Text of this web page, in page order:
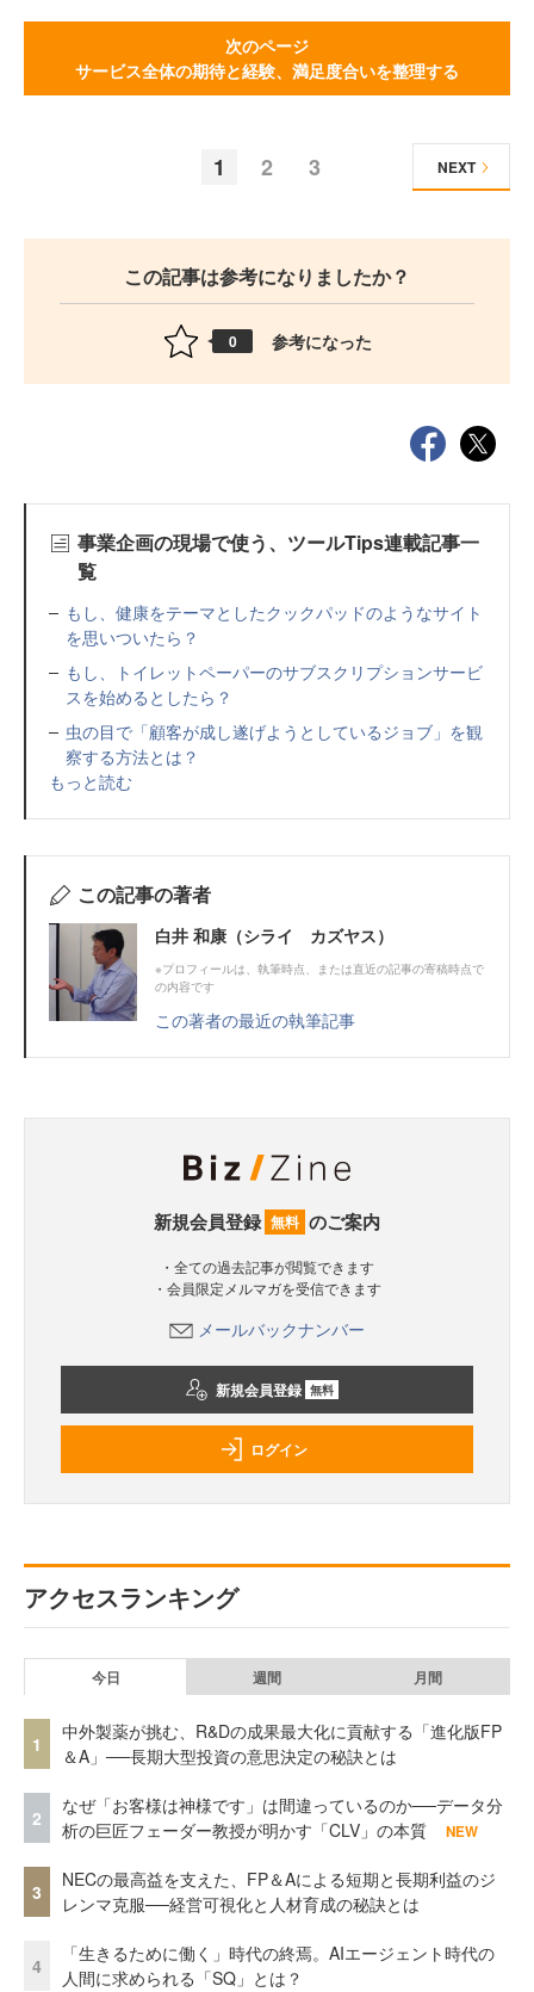
次のページ
サービス全体の期待と経験、満足度合いを整理する
1 2 3 NEXT
この記事は参考になりましたか？
0 参考になった
事業企画の現場で使う、ツールTips連載記事一
覧
もし、健康をテーマとしたクックパッドのようなサイト
を思いついたら？
もし、トイレットペーパーのサブスクリプションサービ
スを始めるとしたら？
虫の目で「顧客が成し遂げようとしているジョブ」を観
察する方法とは？
もっと読む
この記事の著者
白井 和康（シライ カズヤス）
※プロフィールは、執筆時点、または直近の記事の寄稿時点で
の内容です
この著者の最近の執筆記事
新規会員登録 無料 のご案内
・全ての過去記事が閲覧できます
・会員限定メルマガを受信できます
メールバックナンバー
新規会員登録 無料
ログイン
アクセスランキング
今日 週間 月間
1
中外製薬が挑む、R&Dの成果最大化に貢献する「進化版FP
＆A」──長期大型投資の意思決定の秘訣とは
2
なぜ「お客様は神様です」は間違っているのか──データ分
析の巨匠フェーダー教授が明かす「CLV」の本質
NEW
3
NECの最高益を支えた、FP＆Aによる短期と長期利益のジ
レンマ克服──経営可視化と人材育成の秘訣とは
4
「生きるために働く」時代の終焉。AIエージェント時代の
人間に求められる「SQ」とは？